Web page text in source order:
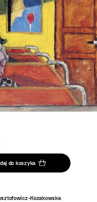
do koszyka
Kozakowska